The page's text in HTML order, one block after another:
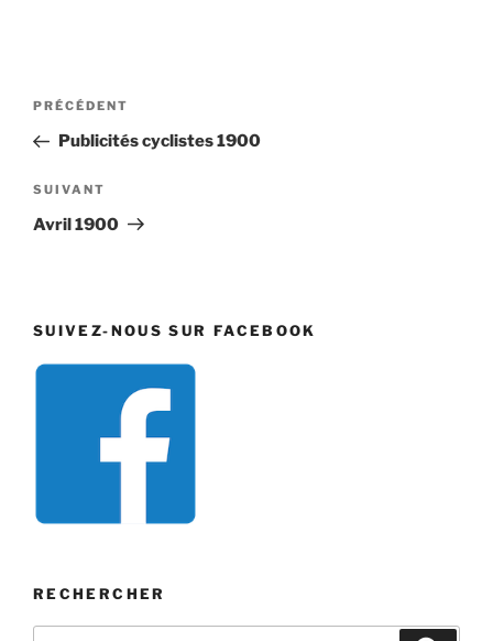
Navigation
l’article
Article
précédent
PRÉCÉDENT
Publicités cyclistes 1900
Article
suivant
SUIVANT
Avril 1900
SUIVEZ-NOUS SUR FACEBOOK
RECHERCHER